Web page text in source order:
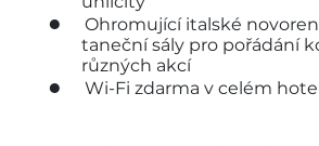
Ohromující italské
taneční sály pro pořádání
různých akcí
Wi-Fi zdarma v celém